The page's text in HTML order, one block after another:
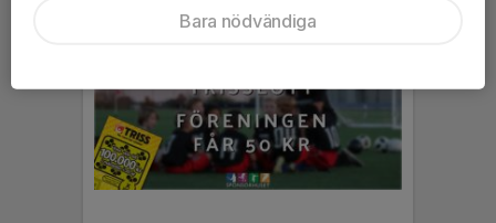
Bara nödvändiga